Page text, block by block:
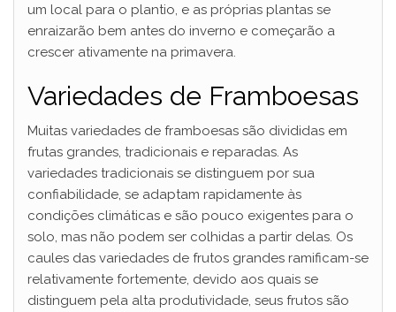
um local para o plantio, e as próprias plantas se
enraizarão bem antes do inverno e começarão a
crescer ativamente na primavera.
Variedades de Framboesas
Muitas variedades de framboesas são divididas em
frutas grandes, tradicionais e reparadas. As
variedades tradicionais se distinguem por sua
confiabilidade, se adaptam rapidamente às
condições climáticas e são pouco exigentes para o
solo, mas não podem ser colhidas a partir delas. Os
caules das variedades de frutos grandes ramificam-se
relativamente fortemente, devido aos quais se
distinguem pela alta produtividade, seus frutos são